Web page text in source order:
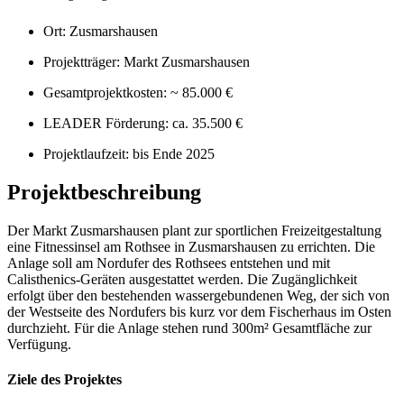
Ort: Zusmarshausen
Projektträger: Markt Zusmarshausen
Gesamtprojektkosten: ~ 85.000 €
LEADER Förderung: ca. 35.500 €
Projektlaufzeit: bis Ende 2025
Projektbeschreibung
Der Markt Zusmarshausen plant zur sportlichen Freizeitgestaltung
eine Fitnessinsel am Rothsee in Zusmarshausen zu errichten. Die
Anlage soll am Nordufer des Rothsees entstehen und mit
Calisthenics-Geräten ausgestattet werden. Die Zugänglichkeit
erfolgt über den bestehenden wassergebundenen Weg, der sich von
der Westseite des Nordufers bis kurz vor dem Fischerhaus im Osten
durchzieht. Für die Anlage stehen rund 300m² Gesamtfläche zur
Verfügung.
Ziele des Projektes